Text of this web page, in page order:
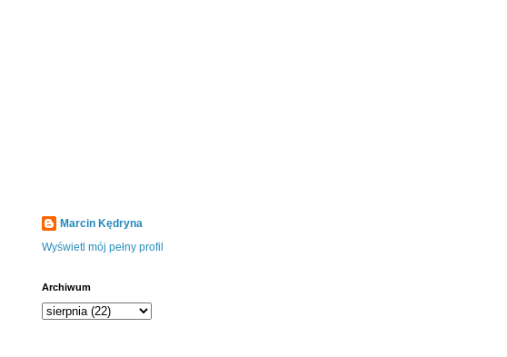
Marcin Kędryna
Wyświetl mój pełny profil
Archiwum